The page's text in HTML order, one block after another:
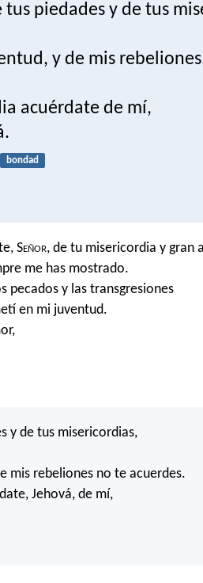
piedades y de tus
y de mis
acuérdate de mí,
bondad
Señor, de tu misericordia y gran
me has mostrado.
pecados y las transgresiones
en mi juventud.
y de tus misericordias,
mis rebeliones no te acuerdes.
Jehová, de mí,